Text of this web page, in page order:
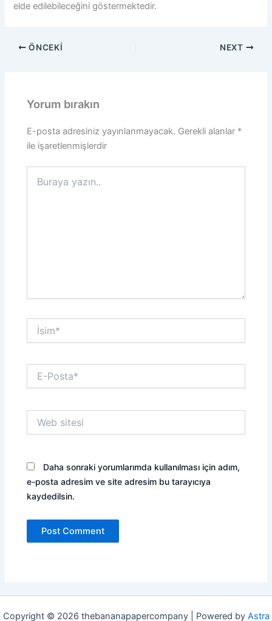
elde edilebileceğini göstermektedir.
ÖNCEKI NEXT
Yorum bırakın
E-posta adresiniz yayınlanmayacak. Gerekli alanlar *
ile işaretlenmişlerdir
yazın..
İsim*
Posta*
sitesi
Daha sonraki yorumlarımda kullanılması için adım,
e-posta adresim ve site adresim bu tarayıcıya
kaydedilsin.
Copyright © 2026 thebananapapercompany | Powered by Astra